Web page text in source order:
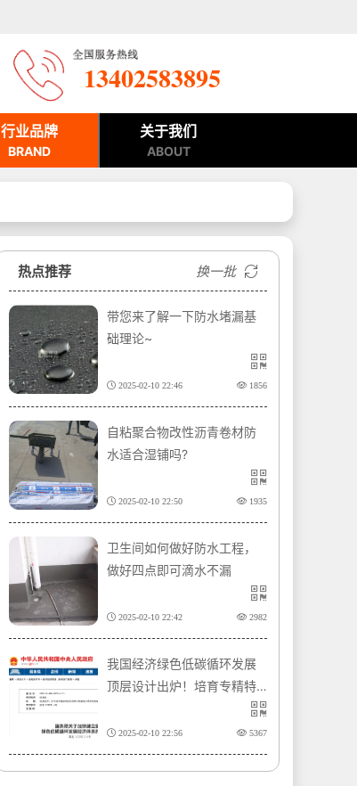
13402583895
行业品牌
BRAND
关于我们
ABOUT
热点推荐 换一批
带您来了解一下防水堵漏基
础理论~
2025-02-10 22:46 1856
自粘聚合物改性沥青卷材防
水适合湿铺吗?
2025-02-10 22:50 1935
卫生间如何做好防水工程，
做好四点即可滴水不漏
2025-02-10 22:42 2982
我国经济绿色低碳循环发展
顶层设计出炉！培育专精特
展、指导制定行业相关绿色
标准
2025-02-10 22:56 5367